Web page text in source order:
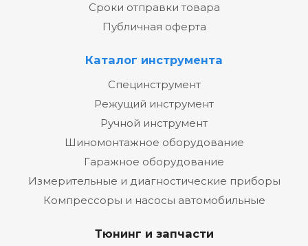
Сроки отправки товара
Публичная оферта
Каталог инструмента
Специнструмент
Режущий инструмент
Ручной инструмент
Шиномонтажное оборудование
Гаражное оборудование
Измерительные и диагностические приборы
Компрессоры и насосы автомобильные
Тюнинг и запчасти